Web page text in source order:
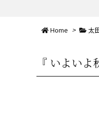
Home > 太
『 いよいよ